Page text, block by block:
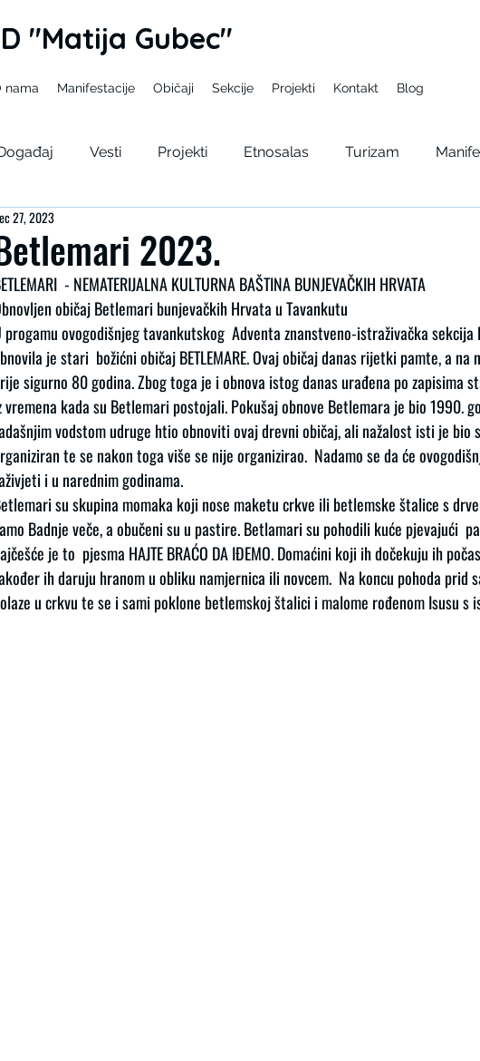
"Matija Gubec"
nama Manifestacije Običaji Sekcije Projekti Kontakt Blog
Vesti Projekti Etnosalas Turizam
Ja u tuđim cipelama
SDUH
2023.
27, 2023
- NEMATERIJALNA KULTURNA BAŠTINA BUNJEVAČKIH HRVATA
običaj Betlemari bunjevačkih Hrvata u Tavankutu
progamu ovogodišnjeg tavankutskog  Adventa znanstveno-istraživačka sekcija
je stari  božićni običaj BETLEMARE. Ovaj običaj danas rijetki pamte, a
sigurno 80 godina. Zbog toga je i obnova istog danas urađena po zapisima
vremena kada su Betlemari postojali. Pokušaj obnove Betlemara je bio 1990.
vodstom udruge htio obnoviti ovaj drevni običaj, ali nažalost isti je bio
te se nakon toga više se nije organizirao.  Nadamo se da će
i u narednim godinama.
su skupina momaka koji nose maketu crkve ili betlemske štalice s
Badnje veče, a obučeni su u pastire. Betlamari su pohodili kuće pjevajući
je to  pjesma HAJTE BRAĆO DA IĐEMO. Domaćini koji ih dočekuju ih
ih daruju hranom u obliku namjernica ili novcem.  Na koncu pohoda prid
u crkvu te se i sami poklone betlemskoj štalici i malome rođenom Isusu s